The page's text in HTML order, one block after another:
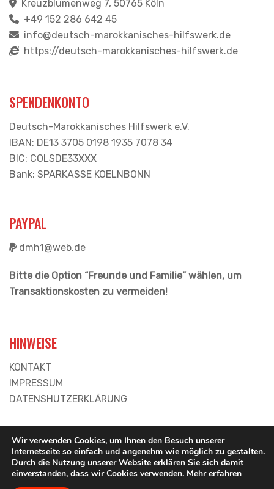
Kreuzblumenweg 7, 50765 Köln
+49 152 286 642 45
info@deutsch-marokkanisches-hilfswerk.de
https://deutsch-marokkanisches-hilfswerk.de
SPENDENKONTO
Deutsch-Marokkanisches Hilfswerk e.V.
IBAN: DE13 3705 0198 1935 7078 34
BIC: COLSDE33XXX
Bank: SPARKASSE KOELNBONN
PAYPAL
dmh1@web.de
Bitte die Option “Freunde und Familie” wählen, um
Transaktionskosten zu vermeiden!
HINWEISE
KONTAKT
IMPRESSUM
DATENSHUTZERKLÄRUNG
© 2026 Deutsch-Marokkanisches Hilfswerk e.V.
Wir verwenden Cookies, um Ihnen den Besuch unserer
Internetseite so einfach und angenehm wie möglich zu gestalten.
Durch die Nutzung unserer Website erklären Sie sich damit
einverstanden, dass wir Cookies verwenden. Mehr erfahren